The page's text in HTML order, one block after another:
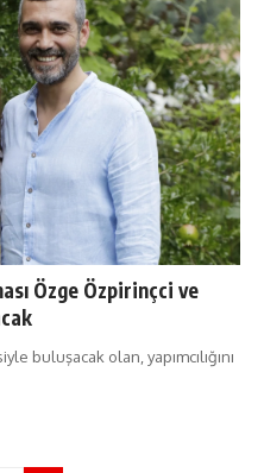
Özge Özpirinçci ve
buluşacak olan, yapımcılığını